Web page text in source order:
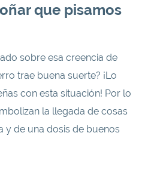
que pisamos
sobre esa creencia de
trae buena suerte? ¡Lo
con esta situación! Por lo
la llegada de cosas
y de una dosis de buenos